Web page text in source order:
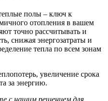
полы – ключ к
отопления в вашем
точно рассчитывать и
снижая энергозатраты и
тепла по всем зонам
увеличение срока
за энергию.
с нашим решением для